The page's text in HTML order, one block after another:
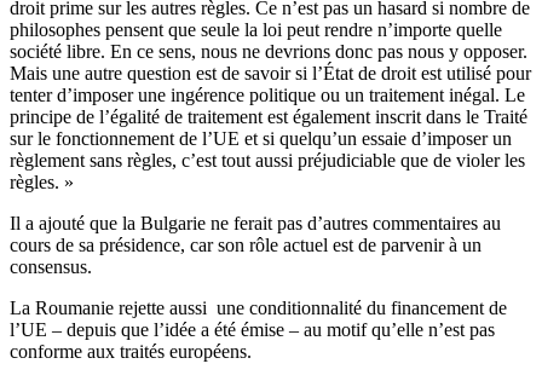
droit prime sur les autres règles. Ce n’est pas un hasard si nombre de
philosophes pensent que seule la loi peut rendre n’importe quelle
société libre. En ce sens, nous ne devrions donc pas nous y opposer.
Mais une autre question est de savoir si l’État de droit est utilisé pour
tenter d’imposer une ingérence politique ou un traitement inégal. Le
principe de l’égalité de traitement est également inscrit dans le Traité
sur le fonctionnement de l’UE et si quelqu’un essaie d’imposer un
règlement sans règles, c’est tout aussi préjudiciable que de violer les
règles. »
Il a ajouté que la Bulgarie ne ferait pas d’autres commentaires au
cours de sa présidence, car son rôle actuel est de parvenir à un
consensus.
La Roumanie rejette aussi une conditionnalité du financement de
l’UE – depuis que l’idée a été émise – au motif qu’elle n’est pas
conforme aux traités européens.